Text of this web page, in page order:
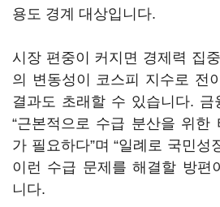
용도 경계 대상입니다.
시장 편중이 커지면 경제력 집
의 변동성이 코스피 지수로 전
결과도 초래할 수 있습니다. 금
“근본적으로 수급 분산을 위한
가 필요하다”며 “일례로 국민성
이런 수급 문제를 해결할 방편
니다.